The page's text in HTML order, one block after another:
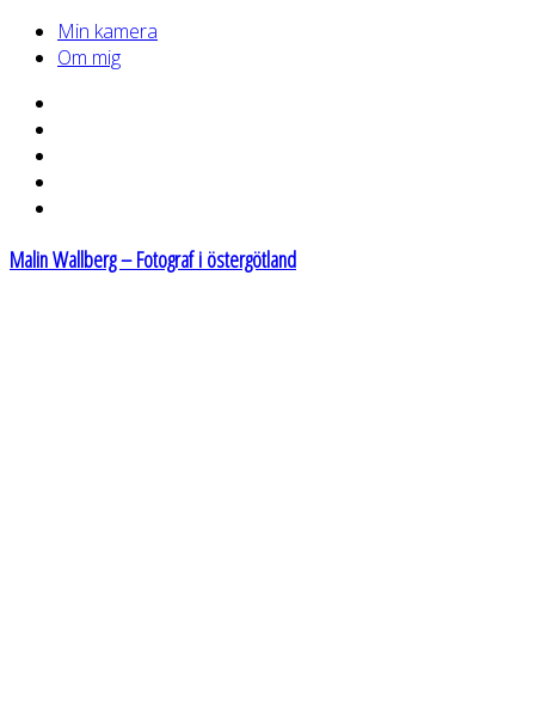
Min kamera
Om mig
Malin Wallberg – Fotograf i östergötland